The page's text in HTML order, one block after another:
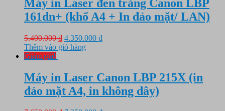
Máy in Laser đen trắng Canon LBP
161dn+ (khổ A4 + In đảo mặt/ LAN)
5.400.000₫ Giá
gốc
4.350.000 ₫Giá
4.350.000 ₫.
Thêm vào giỏ hàng
Giảm giá!
Máy in Laser Canon LBP 215X (in
đảo mặt A4, in không dây)